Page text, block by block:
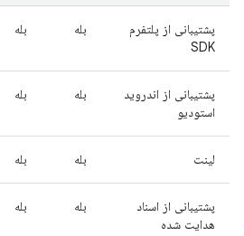
پشتیبانی از پلتفرم
SDK
بله بله
پشتیبانی از اندروید
استودیو
بله بله
لینت بله بله
پشتیبانی از اسناد
هدایت شده
بله بله